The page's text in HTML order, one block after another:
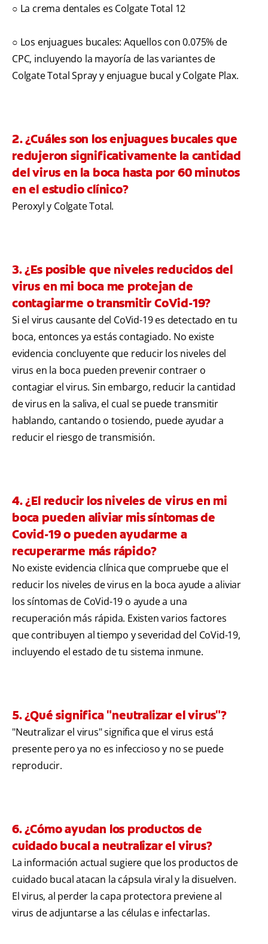
○ La crema dentales es Colgate Total 12
○ Los enjuagues bucales: Aquellos con 0.075% de
CPC, incluyendo la mayoría de las variantes de
Colgate Total Spray y enjuague bucal y Colgate Plax.
2. ¿Cuáles son los enjuagues bucales que
redujeron significativamente la cantidad
del virus en la boca hasta por 60 minutos
en el estudio clínico?
Peroxyl y Colgate Total.
3. ¿Es posible que niveles reducidos del
virus en mi boca me protejan de
contagiarme o transmitir CoVid-19?
Si el virus causante del CoVid-19 es detectado en tu
boca, entonces ya estás contagiado. No existe
evidencia concluyente que reducir los niveles del
virus en la boca pueden prevenir contraer o
contagiar el virus. Sin embargo, reducir la cantidad
de virus en la saliva, el cual se puede transmitir
hablando, cantando o tosiendo, puede ayudar a
reducir el riesgo de transmisión.
4. ¿El reducir los niveles de virus en mi
boca pueden aliviar mis síntomas de
Covid-19 o pueden ayudarme a
recuperarme más rápido?
No existe evidencia clínica que compruebe que el
reducir los niveles de virus en la boca ayude a aliviar
los síntomas de CoVid-19 o ayude a una
recuperación más rápida. Existen varios factores
que contribuyen al tiempo y severidad del CoVid-19,
incluyendo el estado de tu sistema inmune.
5. ¿Qué significa "neutralizar el virus"?
"Neutralizar el virus" significa que el virus está
presente pero ya no es infeccioso y no se puede
reproducir.
6. ¿Cómo ayudan los productos de
cuidado bucal a neutralizar el virus?
La información actual sugiere que los productos de
cuidado bucal atacan la cápsula viral y la disuelven.
El virus, al perder la capa protectora previene al
virus de adjuntarse a las células e infectarlas.